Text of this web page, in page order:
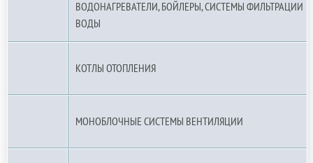
ВОДОНАГРЕВАТЕЛИ, БОЙЛЕРЫ, СИСТЕМЫ ФИЛЬТРАЦИИ
ВОДЫ
КОТЛЫ ОТОПЛЕНИЯ
МОНОБЛОЧНЫЕ СИСТЕМЫ ВЕНТИЛЯЦИИ